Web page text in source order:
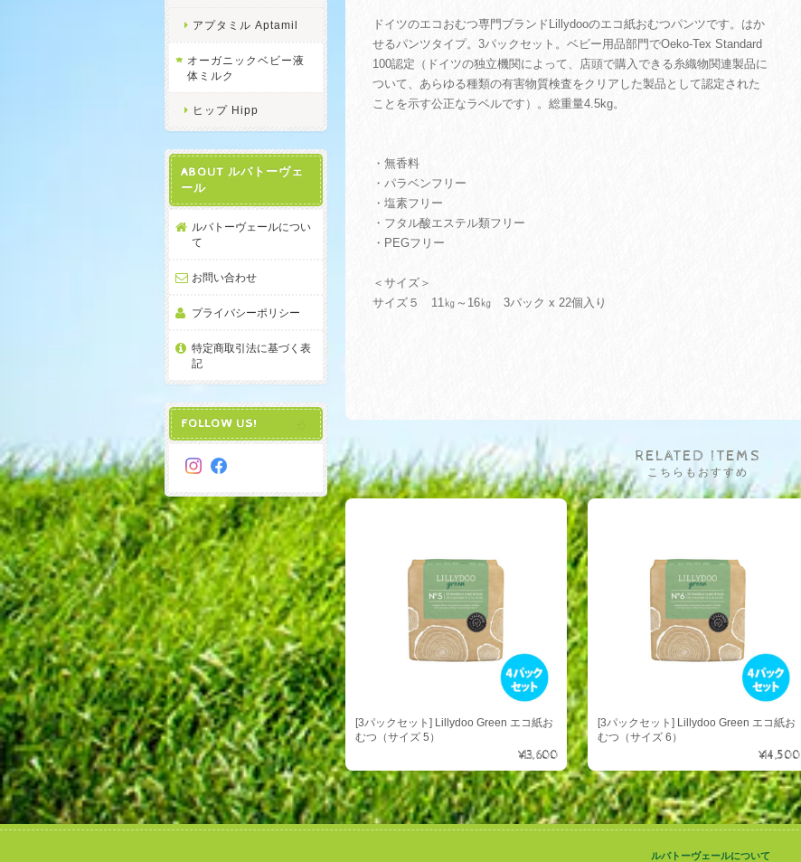
ドイツのエコおむつ専門ブランドLillydooのエコ紙おむつパンツです。はか
せるパンツタイプ。3パックセット。ベビー用品部門でOeko-Tex Standard
100認定（ドイツの独立機関によって、店頭で購入できる糸織物関連製品に
ついて、あらゆる種類の有害物質検査をクリアした製品として認定された
ことを示す公正なラベルです）。総重量4.5kg。
・無香料
・パラベンフリー
・塩素フリー
・フタル酸エステル類フリー
・PEGフリー
＜サイズ＞
サイズ５ 11㎏～16㎏ 3パック x 22個入り
RELATED ITEMS
こちらもおすすめ
[3パックセット] Lillydoo Green エコ紙お
むつ（サイズ 5）
¥13,600
[3パックセット] Lillydoo Green エコ紙お
むつ（サイズ 6）
¥14,500
アプタミル Aptamil
オーガニックベビー液
体ミルク
ヒップ Hipp
ABOUT ルバトーヴェ
ール
ルバトーヴェールについ
て
お問い合わせ
プライバシーポリシー
特定商取引法に基づく表
記
FOLLOW US!
ルバトーヴェールについて